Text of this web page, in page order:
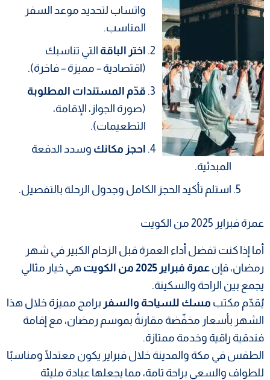
واتساب لتحديد موعد السفر
المناسب.
اختر الباقة التي تناسبك
(اقتصادية – مميزة – فاخرة).
قدّم المستندات المطلوبة
(صورة الجواز، الإقامة،
التطعيمات).
احجز مكانك وسدد الدفعة
المبدئية.
استلم تأكيد الحجز الكامل وجدول الرحلة بالتفصيل.
عمرة فبراير 2025 من الكويت
أما إذا كنت تفضل أداء العمرة قبل الزحام الكبير في شهر
رمضان، فإن عمرة فبراير 2025 من الكويت
هي خيار مثالي
يجمع بين الراحة والسكينة.
يُقدّم مكتب مسك للسياحة والسفر برامج مميزة خلال هذا
الشهر بأسعار مخفّضة مقارنةً بموسم رمضان، مع إقامة
فندقية راقية وخدمة ممتازة.
الطقس في مكة والمدينة خلال فبراير يكون معتدلًا ومناسبًا
للطواف والسعي براحة تامة، مما يجعلها عبادة مليئة